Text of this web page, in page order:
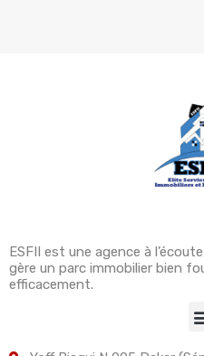
ESFII est une agence à
gère un parc immobilier bien
efficacement.